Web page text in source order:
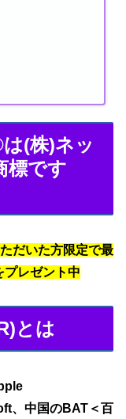
(株)ネッ
標です
だいた方限定で最
プレゼント中
とは
、中国のBAT＜百